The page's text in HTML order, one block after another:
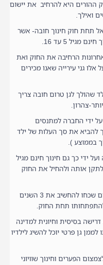
ההורים היא להרחיב את יישום
תחת חוק חינוך חובה- אשר
מגיל 5 עד 16.
הרחיבה את החוק ואת
חינם מגיל 3. בפועל אלו גני עירייה שאנו מכירים
מאוד מקרים בגילאי 3-5 ילד שהולך לגן טרום חובה צריך
צהרון.
ידי החברה למתנסים
להביא את סך העלות של ילד
ידי כך גם חינוך חינם מגיל
אותה ולהחיל את החוק
קשה להאמין שכך סתם המחוקקים שכחו להחשיב את 3 השנים
תחת החוק.
בסיסית וחיונית למדינה
גן פרטי יוכל להשיג לילדיו
הפערים וחינוך שוויוני